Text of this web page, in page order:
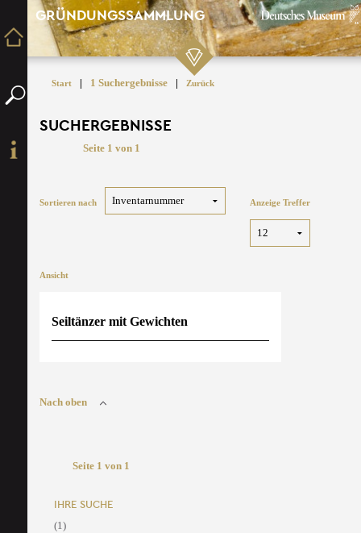
GRÜNDUNGSSAMMLUNG
Start | 1 Suchergebnisse | Zurück
SUCHERGEBNISSE
Seite 1 von 1
Sortieren nach Anzeige Treffer
Ansicht
Seiltänzer mit Gewichten
Nach oben
Seite 1 von 1
IHRE SUCHE
(1)